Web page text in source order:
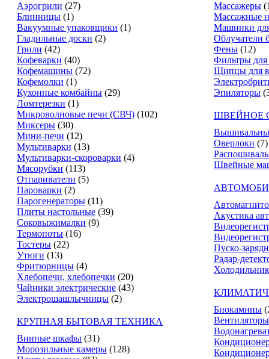
Аэрогрили (27)
Блинницы (1)
Вакуумные упаковщики (1)
Гладильные доски (2)
Грили (42)
Кофеварки (40)
Кофемашины (72)
Кофемолки (1)
Кухонные комбайны (29)
Ломтерезки (1)
Микроволновые печи (СВЧ) (102)
Миксеры (30)
Мини-печи (12)
Мультиварки (13)
Мультиварки-скороварки (4)
Мясорубки (113)
Отпариватели (5)
Пароварки (2)
Парогенераторы (11)
Плиты настольные (39)
Соковыжималки (9)
Термопоты (16)
Тостеры (22)
Утюги (13)
Фритюрницы (4)
Хлебопечи, хлебопечки (20)
Чайники электрические (43)
Электрошашлычницы (2)
КРУПНАЯ БЫТОВАЯ ТЕХНИКА
Винные шкафы (31)
Морозильные камеры (128)
Массажеры
Массажные
Машинки
Облучатели
Фены (12)
Фильтры
Щипцы для
Эпиляторы
ШВЕЙНОЕ
Оверлоки (7)
Швейные
Акустика
Пуско-
Радар-
Биокамины
Вентиляторы